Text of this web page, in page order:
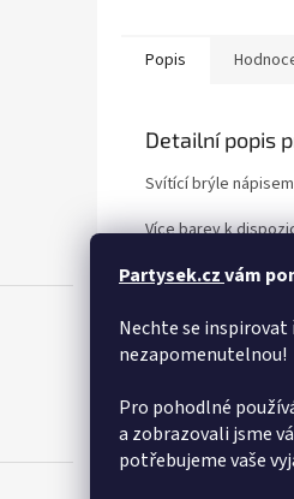
Partysek.czvám
Nechte se inspirovat
nezapomenutelnou!
Pro pohodlné
a zobrazovali jsme
potřebujeme vaše
Popis
Detailní popis
Svítící brýle
Více barev k
Zvolenou variantu
Pokud Vámi